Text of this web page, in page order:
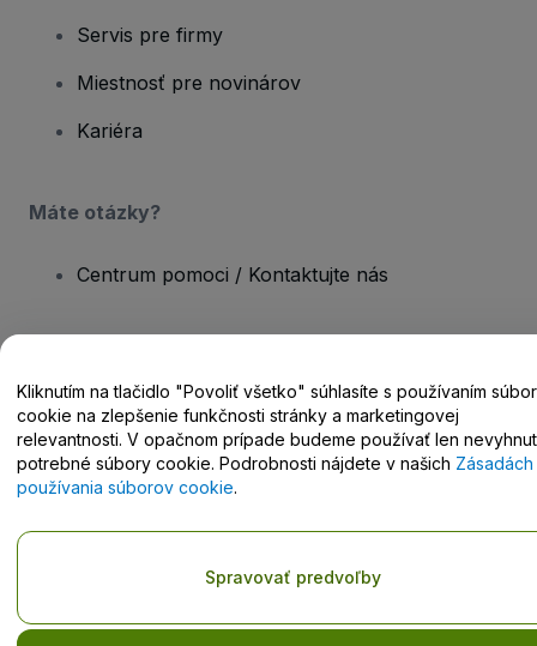
Servis pre firmy
Miestnosť pre novinárov
Kariéra
Máte otázky?
Centrum pomoci / Kontaktujte nás
Copyright © viagogo GmbH 2026 Údaje o spoločnosti
Používaním tejto webovej stránky vyjadrujete súhlas soZmluvnými
podmienkami ,Zásadami ochrany osobných údajov,Zásadami
používania súborov cookieaZásadami ochrany osobných údajov
pre mobilné zariadenia
osobných údajov.
Kliknutím na tlačidlo "Povoliť všetko" súhlasíte s používaním
cookie na zlepšenie funkčnosti stránky a marketingovej
relevantnosti. V opačnom prípade budeme používať len
potrebné súbory cookie. Podrobnosti nájdete v našich Zásadách
používania súborov cookie.
Spravovať predvoľby